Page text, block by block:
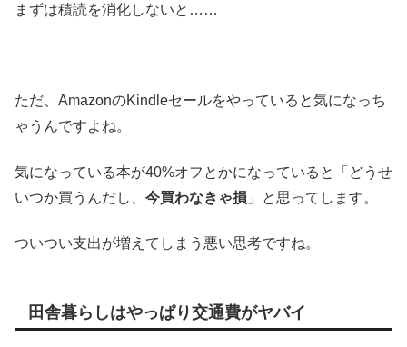
まずは積読を消化しないと……
ただ、AmazonのKindleセールをやっていると気になっち
ゃうんですよね。
気になっている本が40%オフとかになっていると「どうせ
いつか買うんだし、 今買わなきゃ損 」と思ってします。
ついつい支出が増えてしまう悪い思考ですね。
田舎暮らしはやっぱり交通費がヤバイ